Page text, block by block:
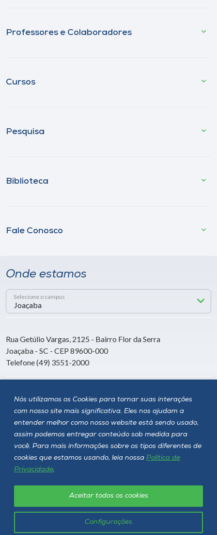
Nós utilizamos os Cookies para tornar suas interações
com nosso site mais significativa. Eles nos ajudam a
entender melhor como nosso website está sendo usado,
assim podemos entregar conteúdo sob medida para
você. Para mais informações sobre os tipos diferentes de
cookies que estamos usando, leia nossa Política de
Privacidade.
Configurações
Aceitar todos os cookies
Professores e Colaboradores
Cursos
Pesquisa
Biblioteca
Fale Conosco
Onde estamos
Selecione o campus
Rua Getúlio Vargas, 2125 - Bairro Flor da Serra
Joaçaba - SC - CEP 89600-000
Telefone (49) 3551-2000
Siga a Unoesc
Unoesc © 2026 - Todos os direitos reservados
Política de privacidade LGPD